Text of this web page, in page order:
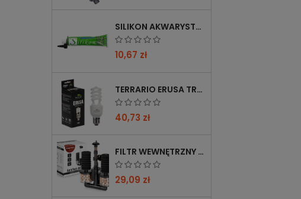
SILIKON AKWARYSTYCZNY 60 ML CZARNY
10,67 zł
TERRARIO ERUSA TROPICAL UVB 5.0 ŻARÓWKA SPIRALNA 13W - IDEALNA DO TROPIKALNYCH TERRARIÓW
40,73 zł
FILTR WEWNĘTRZNY GĄBKOWY KRUGER MEIER AEROTWIN BIO S Z BIOFILTRACJĄ
29,09 zł